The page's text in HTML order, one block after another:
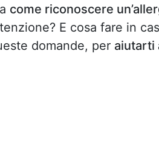
come riconoscere
E cosa fare in
domande, per aiutarti